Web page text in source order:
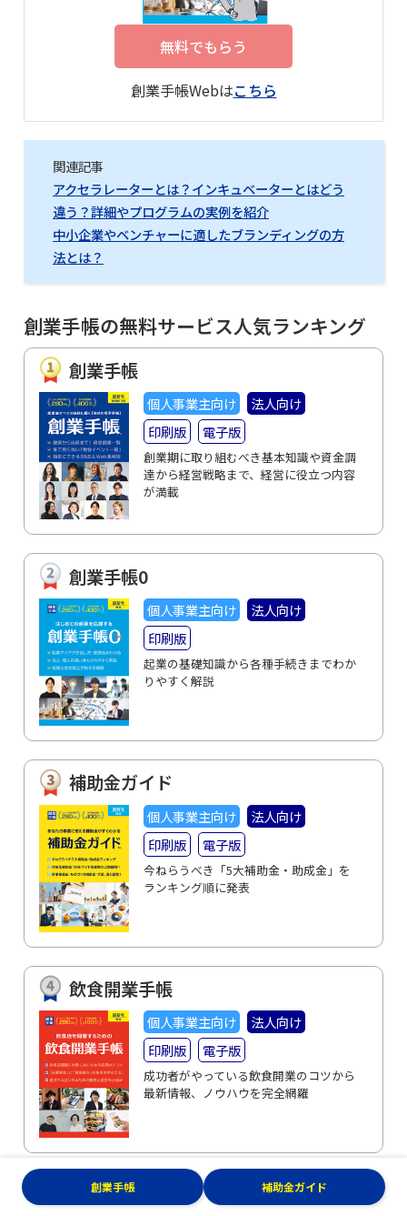
無料でもらう
創業手帳Webはこちら
関連記事
アクセラレーターとは？インキュベーターとはどう
違う？詳細やプログラムの実例を紹介
中小企業やベンチャーに適したブランディングの方
法とは？
創業手帳の無料サービス人気ランキング
創業手帳
個人事業主向け
法人向け
印刷版
電子版
創業期に取り組むべき基本知識や資金調
達から経営戦略まで、経営に役立つ内容
が満載
創業手帳0
個人事業主向け
法人向け
印刷版
起業の基礎知識から各種手続きまでわか
りやすく解説
補助金ガイド
個人事業主向け
法人向け
印刷版
電子版
今ねらうべき「5大補助金・助成金」を
ランキング順に発表
飲食開業手帳
個人事業主向け
法人向け
印刷版
電子版
成功者がやっている飲食開業のコツから
最新情報、ノウハウを完全網羅
起業・経営のリアルな声を聴く
創業手帳 補助金ガイド